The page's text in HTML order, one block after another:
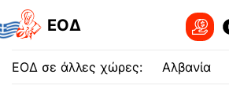
EOΔ
ΕΟΔ σε άλλες χώρες: Αλβανία